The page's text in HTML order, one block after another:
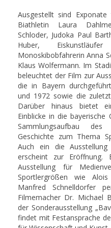
Ausgestellt sind Exponate
Biathletin Laura
Schloder, Judoka Paul
Huber,
Monoskibobfahrerin Anna
Klaus Wolfermann. Im
beleuchtet der Film zur
die in Bayern
und 1972 sowie die
Darüber hinaus bietet
Einblicke in die bayerische
Sammlungsaufbau
Geschichte zum Thema
Auch ein die Ausstellung
erscheint zur Eröffnung.
Ausstellung für
Sportlergrößen wie
Manfred Schnelldorfer
Filmemacher Dr. Michael
der Sonderausstellung
findet mit Festansprache